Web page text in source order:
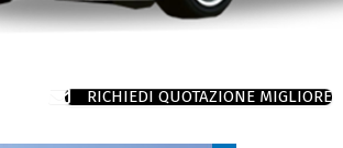
RICHIEDI QUOTAZIONE MIGLIORE